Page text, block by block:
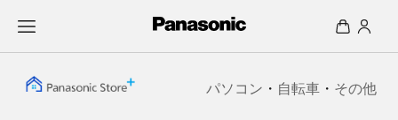
パソコン ・ 自転車 ・ その他